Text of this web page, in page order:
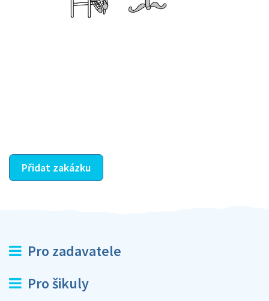
Přidat zakázku
Pro zadavatele
Pro šikuly